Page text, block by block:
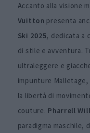
Accanto alla visione
Vuitton presenta
Ski 2025, dedicata a
di stile e avventura.
ultraleggere e
impunture Malletage,
la libertà di
couture. Pharrell
paradigma maschile,